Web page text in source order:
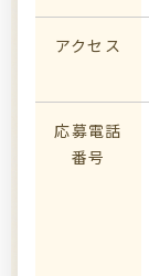
アクセス
応募電話
番号